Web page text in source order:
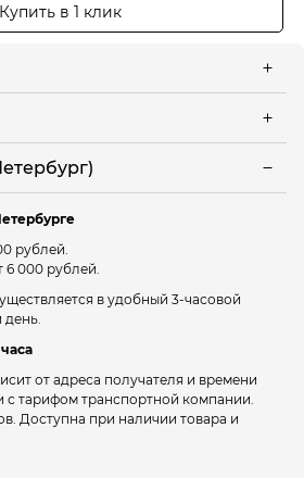
Купить в 1 клик
рублей.
6 000 рублей.
в удобный 3-часовой
день.
от адреса получателя и времени
с тарифом транспортной компании.
Доступна при наличии товара и